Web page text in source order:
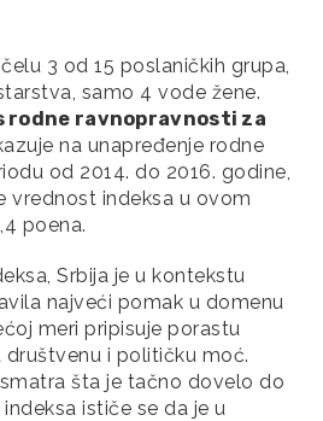
3 od 15 poslaničkih grupa,
samo 4 vode žene.
rodne ravnopravnosti za
na unapređenje rodne
od 2014. do 2016. godine,
vrednost indeksa u ovom
poena.
Srbija je u kontekstu
najveći pomak u domenu
meri pripisuje porastu
i političku moć.
šta je tačno dovelo do
ističe se da je u